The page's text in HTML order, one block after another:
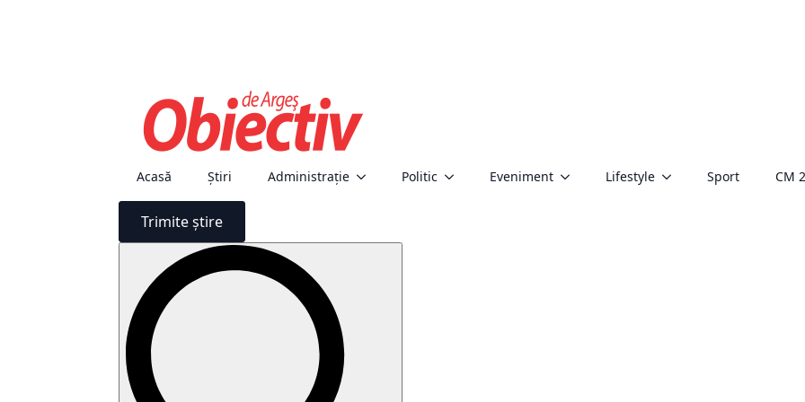
Acasă Știri Administraţie Politic Eveniment Lifestyle Sport CM
Trimite știre